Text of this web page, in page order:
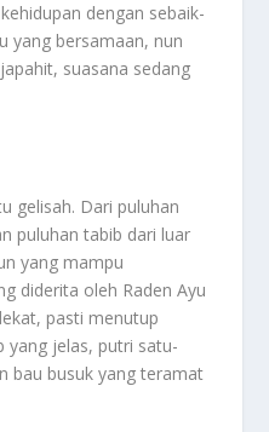
dengan sebaik-
yang bersamaan, nun
suasana sedang
gelisah. Dari puluhan
puluhan tabib dari luar
yang mampu
diderita oleh Raden Ayu
pasti menutup
yang jelas, putri satu-
bau busuk yang teramat